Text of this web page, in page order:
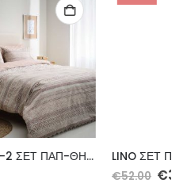
LINO ΣΕΤ ΠΑΠΛΩΜΑΤΟΘΗΚΗ REVON HONEY FLANNEL 160Χ240
OriginalΗ